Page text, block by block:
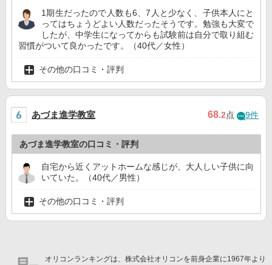
1期生だったので人数も6、7人と少なく、子供本人にと
ってはちょうどよい人数だったそうです。勉強も大変で
したが、中学生になってからも試験前は自分で取り組む
習慣がついて良かったです。（40代／女性）
その他の口コミ・評判
あづま進学教室 68.2点 9件
あづま進学教室の口コミ・評判
自宅から近くアットホームな感じが、大人しい子供に向
いていた。（40代／男性）
その他の口コミ・評判
オリコンランキングは、株式会社オリコンを前身企業に1967年より